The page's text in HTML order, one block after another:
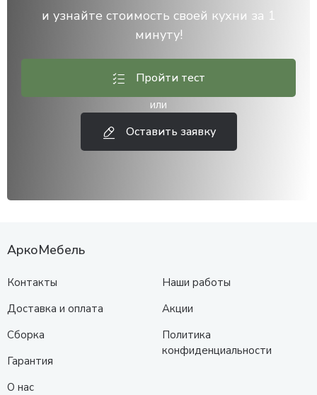
и узнайте стоимость своей кухни за 1
минуту!
Пройти тест
или
Оставить заявку
АркоМебель
Контакты
Доставка и оплата
Сборка
Гарантия
О нас
Наши работы
Акции
Политика
конфиденциальности